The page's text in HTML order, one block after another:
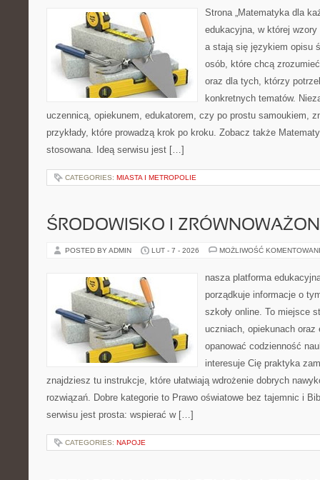
Strona „Matematyka dla
edukacyjna, w której
a stają się językiem opisu
osób, które chcą
oraz dla tych, którzy
konkretnych tematów.
uczennicą, opiekunem, edukatorem, czy po prostu samoukiem,
przykłady, które prowadzą krok po kroku. Zobacz także
stosowana. Ideą serwisu jest […]
CATEGORIES: MIASTA I METROPOLIE
ŚRODOWISKO I
POSTED BY ADMIN LUT - 7 - 2026 MOŻLIWOŚĆ
nasza platforma
porządkuje informacje o
szkoły online. To miejsce
uczniach, opiekunach
opanować codzienność
interesuje Cię praktyka
znajdziesz tu instrukcje, które ułatwiają wdrożenie dobrych
rozwiązań. Dobre kategorie to Prawo oświatowe bez tajemnic i
serwisu jest prosta: wspierać w […]
CATEGORIES: NAPOJE